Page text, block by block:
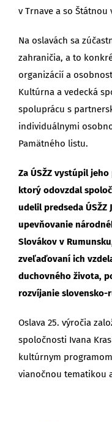
v Trnave a so
Na oslavách sa
zahraničia, a to
organizácií a
Kultúrna a vedecká
spoluprácu s
individuálnymi
Pamätného listu.
Za ÚSŽZ vystúpil
ktorý odovzdal
udelil predseda ÚSŽZ
upevňovanie
Slovákov v
zveľaďovaní ich
duchovného života,
rozvíjanie
Oslava 25. výročia
spoločnosti Ivana
kultúrnym
vianočnou tematikou